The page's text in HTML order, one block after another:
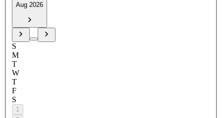
Aug 2026
S
M
T
W
T
F
S
1